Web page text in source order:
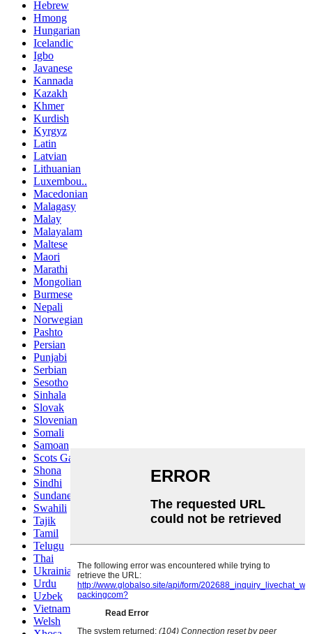
Hebrew
Hmong
Hungarian
Icelandic
Igbo
Javanese
Kannada
Kazakh
Khmer
Kurdish
Kyrgyz
Latin
Latvian
Lithuanian
Luxembou..
Macedonian
Malagasy
Malay
Malayalam
Maltese
Maori
Marathi
Mongolian
Burmese
Nepali
Norwegian
Pashto
Persian
Punjabi
Serbian
Sesotho
Sinhala
Slovak
Slovenian
Somali
Samoan
Scots Gaelic
Shona
Sindhi
Sundanese
Swahili
Tajik
Tamil
Telugu
Thai
Ukrainian
Urdu
Uzbek
Vietnamese
Welsh